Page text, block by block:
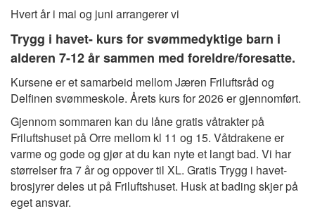
Hvert år i mai og juni arrangerer vi
Trygg i havet- kurs for svømmedyktige barn i
alderen 7-12 år sammen med foreldre/foresatte.
Kursene er et samarbeid mellom Jæren Friluftsråd og
Delfinen svømmeskole. Årets kurs for 2026 er gjennomført.
Gjennom sommaren kan du låne gratis våtrakter på
Friluftshuset på Orre mellom kl 11 og 15. Våtdrakene er
varme og gode og gjør at du kan nyte et langt bad. Vi har
størrelser fra 7 år og oppover til XL. Gratis Trygg i havet-
brosjyrer deles ut på Friluftshuset. Husk at bading skjer på
eget ansvar.